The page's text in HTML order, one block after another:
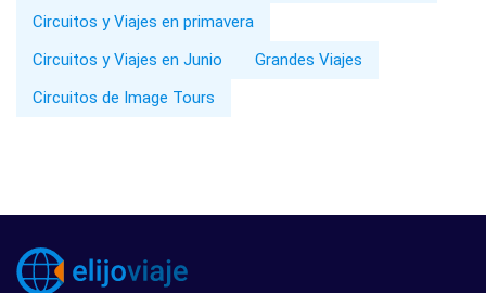
Circuitos y Viajes en primavera
Circuitos y Viajes en Junio
Grandes Viajes
Circuitos de Image Tours